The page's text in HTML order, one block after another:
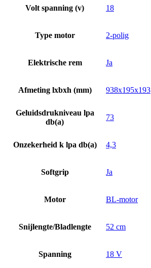
Volt spanning (v) 18
Type motor 2-polig
Elektrische rem Ja
Afmeting lxbxh (mm) 938x195x193
Geluidsdrukniveau lpa
db(a)
73
Onzekerheid k lpa db(a) 4,3
Softgrip Ja
Motor BL-motor
Snijlengte/Bladlengte 52 cm
Spanning 18 V